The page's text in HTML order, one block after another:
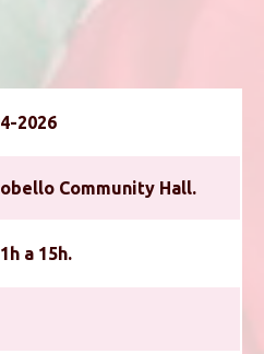
2026
Community Hall.
a 15h.